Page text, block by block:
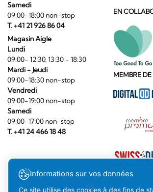
Samedi
09:00-18:00 non-stop
T. +41 21 926 86 04
Magasin Aigle
Lundi
09:00- 12:30, 13:30 - 18:30
Mardi - Jeudi
09:00-18:30 non-stop
Vendredi
09:00-19:00 non-stop
Samedi
09:00-17:00 non-stop
T. +41 24 466 18 48
EN
MEMBRE DE
Informations sur vos données
Ce site utilise des cookies à des fins de